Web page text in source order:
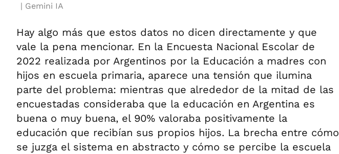
Gemini IA
Hay algo más que estos datos no dicen directamente y que
vale la pena mencionar. En la Encuesta Nacional Escolar de
2022 realizada por Argentinos por la Educación a madres con
hijos en escuela primaria, aparece una tensión que ilumina
parte del problema: mientras que alrededor de la mitad de las
encuestadas consideraba que la educación en Argentina es
buena o muy buena, el 90% valoraba positivamente la
educación que recibían sus propios hijos. La brecha entre cómo
se juzga el sistema en abstracto y cómo se percibe la escuela